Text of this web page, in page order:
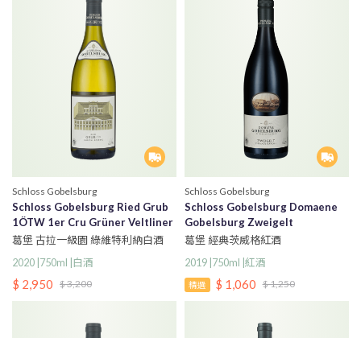
Schloss Gobelsburg
Schloss Gobelsburg Ried Grub
1ÖTW 1er Cru Grüner Veltliner
葛堡 古拉一級園 綠維特利納白酒
2020 |750ml |白酒
$ 2,950 $ 3,200
Schloss Gobelsburg
Schloss Gobelsburg Domaene
Gobelsburg Zweigelt
葛堡 經典茨威格紅酒
2019 |750ml |紅酒
精選 $ 1,060 $ 1,250